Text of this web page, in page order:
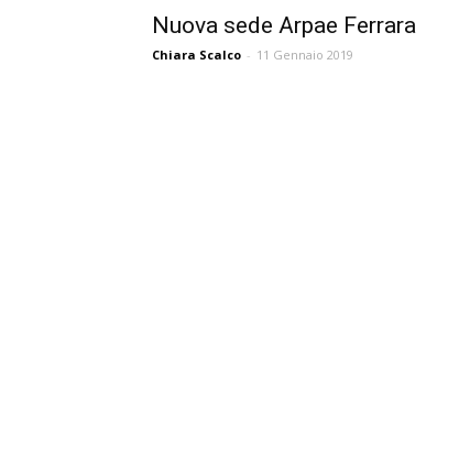
Nuova sede Arpae Ferrara
Chiara Scalco - 11 Gennaio 2019